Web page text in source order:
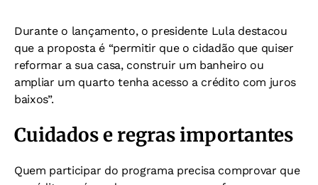
Durante o lançamento, o presidente Lula destacou
que a proposta é “permitir que o cidadão que quiser
reformar a sua casa, construir um banheiro ou
ampliar um quarto tenha acesso a crédito com juros
baixos”.
Cuidados e regras importantes
Quem participar do programa precisa comprovar que